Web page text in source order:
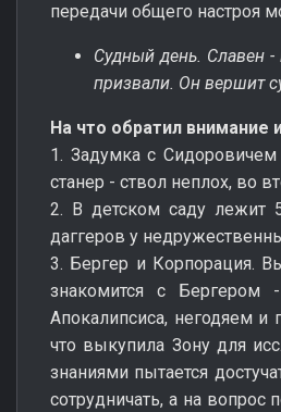
передачи общего настроя
Судный день. Славен
призвали. Он вершит
На что обратил
1. Задумка с
станер - ствол неплох, во
2. В детском саду лежит
даггеров у
3. Бергер и Корпорация.
знакомится с Бергером
Апокалипсиса, негодяем и
что выкупила Зону для
знаниями пытается
сотрудничать, а на вопрос